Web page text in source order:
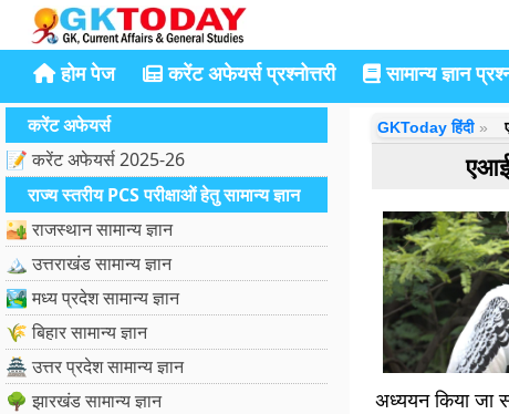
होम पेज करेंट अफेयर्स प्रश्नोत्तरी सामान्य ज्ञान
करेंट अफेयर्स
📝 करेंट अफेयर्स 2025-26
राज्य स्तरीय PCS परीक्षाओं हेतु सामान्य ज्ञान
🏜️ राजस्थान सामान्य ज्ञान
🏔️ उत्तराखंड सामान्य ज्ञान
🏞️ मध्य प्रदेश सामान्य ज्ञान
🌾 बिहार सामान्य ज्ञान
🏯 उत्तर प्रदेश सामान्य ज्ञान
🌳 झारखंड सामान्य ज्ञान
GKToday हिंदी
अध्ययन किया जा